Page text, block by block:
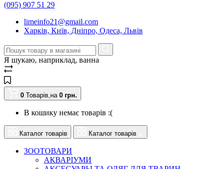
(095) 907 51 29
limeinfo21@gmail.com
Харків, Київ, Дніпро, Одеса, Львів
Я шукаю, наприклад, ванна
0 Товарів,на 0 грн.
В кошику немає товарів :(
Каталог товарів Каталог товарів
ЗООТОВАРИ
АКВАРІУМИ